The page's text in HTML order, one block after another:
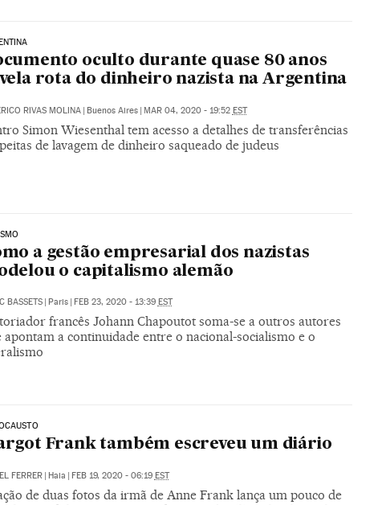
oculto durante quase 80 anos
rota do dinheiro nazista na Argentina
RIVAS MOLINA Buenos Aires MAR 04, 2020 - 19:52 EST
Simon Wiesenthal tem acesso a detalhes de transferências
de lavagem de dinheiro saqueado de judeus
a gestão empresarial dos nazistas
o capitalismo alemão
BASSETS | Paris | FEB 23, 2020 - 13:39 EST
francês Johann Chapoutot soma-se a outros autores
apontam a continuidade entre o nacional-socialismo e o
Frank também escreveu um diário
FERRER Haia FEB 19, 2020 - 06:19 EST
de duas fotos da irmã de Anne Frank lança um pouco de